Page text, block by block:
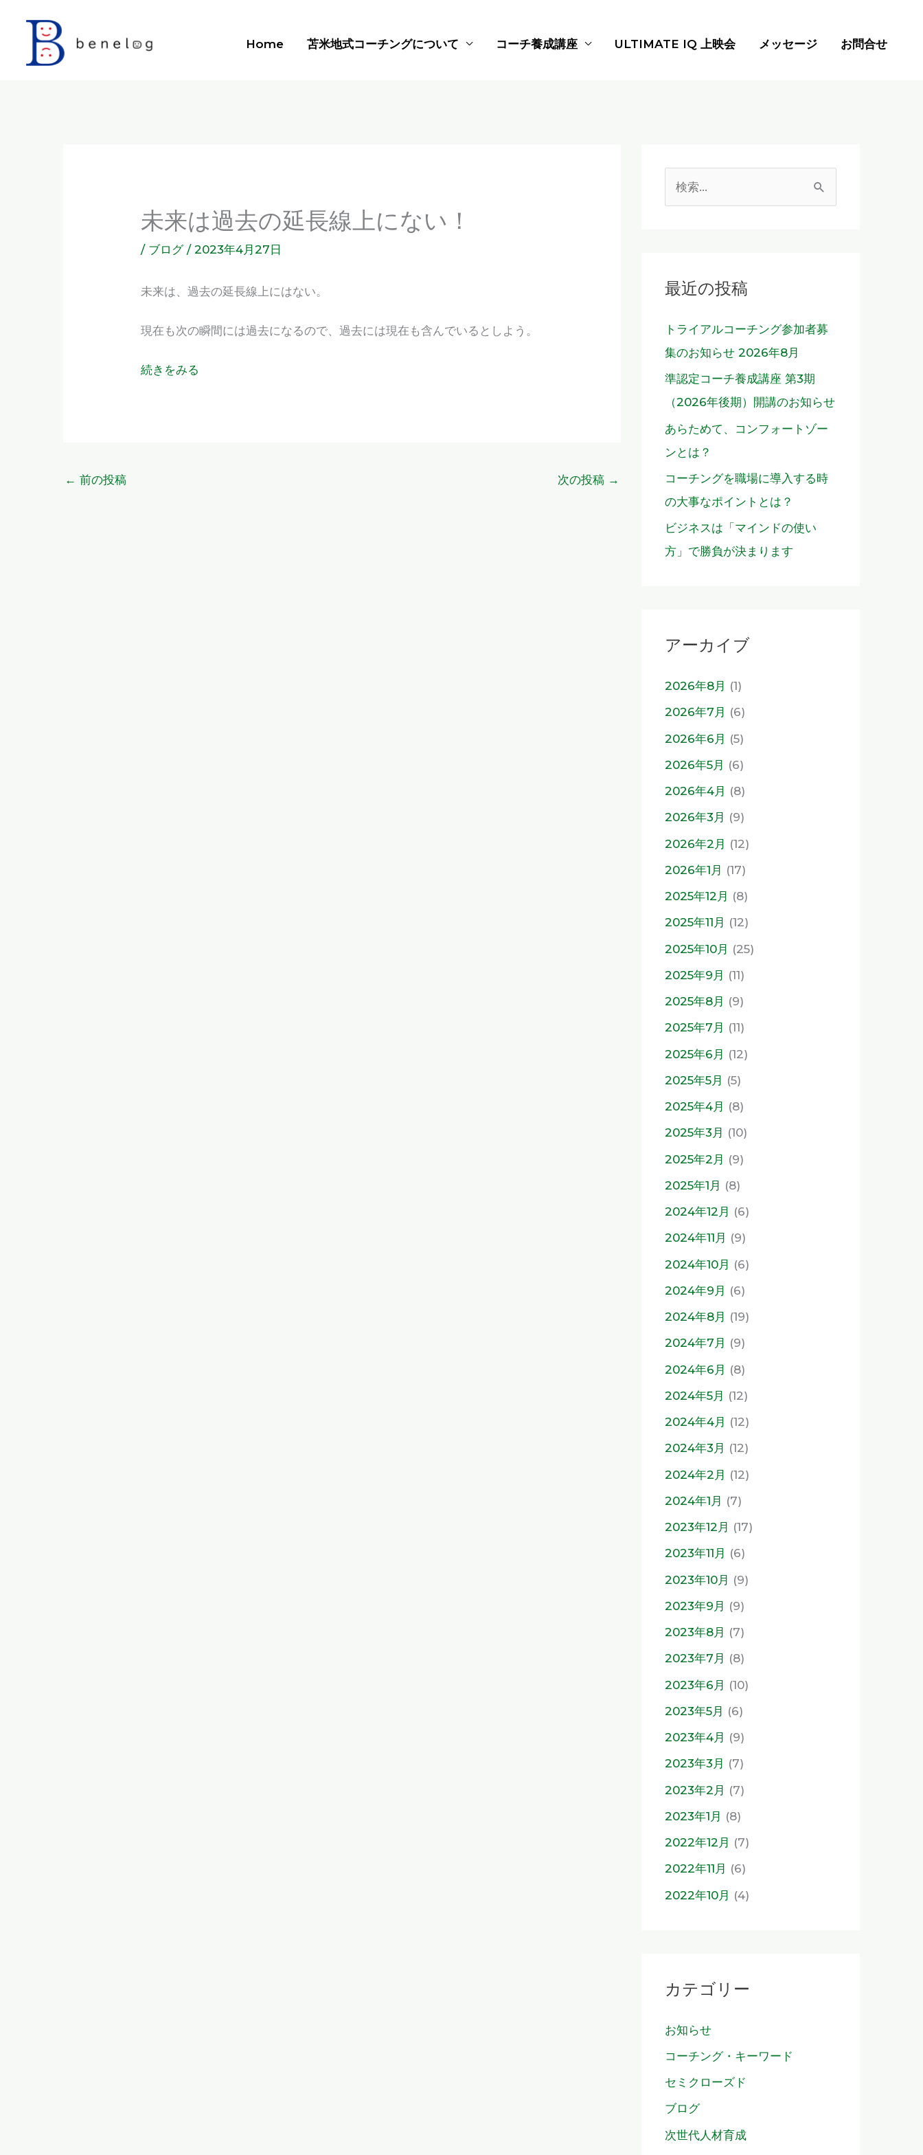
Home 苫米地式コーチングについて コーチ養成講座 ULTIMATE IQ 上映会 メッセージ お問合せ
未来は過去の延長線上にない！
/ ブログ/2023年4月27日
未来は、過去の延長線上にはない。
現在も次の瞬間には過去になるので、過去には現在も含んでいるとしよう。
続きをみる
← 前の投稿 次の投稿 →
:最近の投稿
トライアルコーチング参加者募
集のお知らせ 2026年8月
準認定コーチ養成講座 第3期
（2026年後期）開講のお知らせ
あらためて、コンフォートゾー
ンとは？
コーチングを職場に導入する時
の大事なポイントとは？
ビジネスは「マインドの使い
方」で勝負が決まります
アーカイブ
2026年8月 (1)
2026年7月 (6)
2026年6月 (5)
2026年5月 (6)
2026年4月 (8)
2026年3月 (9)
2026年2月 (12)
2026年1月 (17)
2025年12月 (8)
2025年11月 (12)
2025年10月 (25)
2025年9月 (11)
2025年8月 (9)
2025年7月 (11)
2025年6月 (12)
2025年5月 (5)
2025年4月 (8)
2025年3月 (10)
2025年2月 (9)
2025年1月 (8)
2024年12月 (6)
2024年11月 (9)
2024年10月 (6)
2024年9月 (6)
2024年8月 (19)
2024年7月 (9)
2024年6月 (8)
2024年5月 (12)
2024年4月 (12)
2024年3月 (12)
2024年2月 (12)
2024年1月 (7)
2023年12月 (17)
2023年11月 (6)
2023年10月 (9)
2023年9月 (9)
2023年8月 (7)
2023年7月 (8)
2023年6月 (10)
2023年5月 (6)
2023年4月 (9)
2023年3月 (7)
2023年2月 (7)
2023年1月 (8)
2022年12月 (7)
2022年11月 (6)
2022年10月 (4)
カテゴリー
お知らせ
コーチング・キーワード
セミクローズド
ブログ
次世代人材育成